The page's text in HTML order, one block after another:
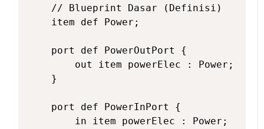
    // Blueprint Dasar (Definisi)
    item def Power;
    port def PowerOutPort {
        out item powerElec : Power;
    }
    port def PowerInPort {
        in item powerElec : Power;